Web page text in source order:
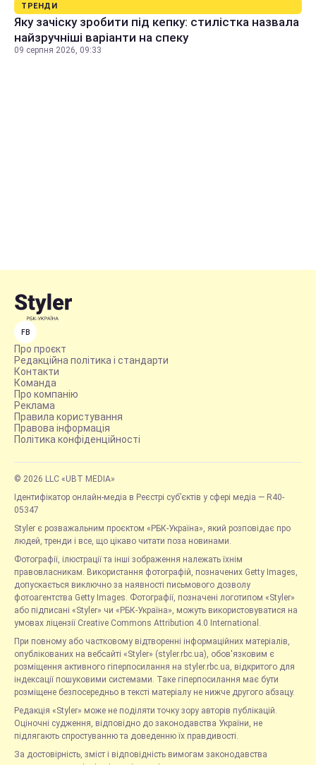
ТРЕНДИ
Яку зачіску зробити під кепку: стилістка назвала
найзручніші варіанти на спеку
09 серпня 2026, 09:33
FB
Про проєкт
Редакційна політика і стандарти
Контакти
Команда
Про компанію
Реклама
Правила користування
Правова інформація
Політика конфіденційності
© 2026 LLC «UBT MEDIA»
Ідентифікатор онлайн-медіа в Реєстрі суб’єктів у сфері медіа — R40-
05347
Styler є розважальним проєктом «РБК-Україна», який розповідає про
людей, тренди і все, що цікаво читати поза новинами.
Фотографії, ілюстрації та інші зображення належать їхнім
правовласникам. Використання фотографій, позначених Getty Images,
допускається виключно за наявності письмового дозволу
фотоагентства Getty Images. Фотографії, позначені логотипом «Styler»
або підписані «Styler» чи «РБК-Україна», можуть використовуватися на
умовах ліцензії Creative Commons Attribution 4.0 International.
При повному або частковому відтворенні інформаційних матеріалів,
опублікованих на вебсайті «Styler» (styler.rbc.ua), обов'язковим є
розміщення активного гіперпосилання на styler.rbc.ua, відкритого для
індексації пошуковими системами. Таке гіперпосилання має бути
розміщене безпосередньо в тексті матеріалу не нижче другого абзацу.
Редакція «Styler» може не поділяти точку зору авторів публікацій.
Оціночні судження, відповідно до законодавства України, не
підлягають спростуванню та доведенню їх правдивості.
За достовірність, зміст і відповідність вимогам законодавства